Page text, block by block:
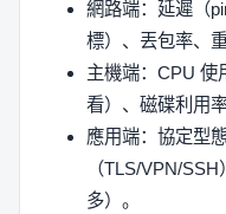
網路端：延遲（
標）、丟包率、重
主機端：CPU 使
看）、磁碟利用率
應用端：協定型
（TLS/VPN/
多）。